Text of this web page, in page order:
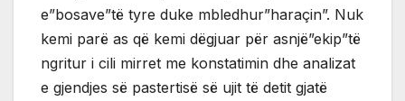
e”bosave”të tyre duke mbledhur”haraçin”. Nuk
kemi parë as që kemi dëgjuar për asnjë”ekip”të
ngritur i cili mirret me konstatimin dhe analizat
e gjendjes së pastertisë së ujit të detit gjatë